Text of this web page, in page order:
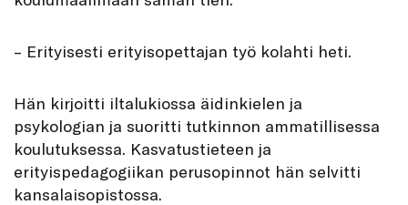
– Erityisesti erityisopettajan työ kolahti heti.
Hän kirjoitti iltalukiossa äidinkielen ja
psykologian ja suoritti tutkinnon ammatillisessa
koulutuksessa. Kasvatustieteen ja
erityispedagogiikan perusopinnot hän selvitti
kansalaisopistossa.